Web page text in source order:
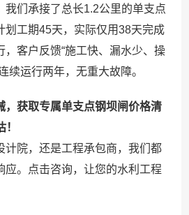
我们承接了总长1.2公里的单支点
划工期45天，实际仅用38天完成
客户反馈“施工快、漏水少、操
续运行两年，无重大故障。
，获取专属单支点钢坝闸价格清
计院，还是工程承包商，我们都
应。点击咨询，让您的水利工程